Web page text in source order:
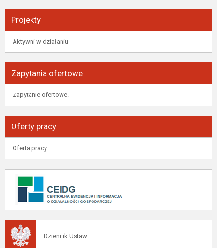
Projekty
Aktywni w działaniu
Zapytania ofertowe
Zapytanie ofertowe.
Oferty pracy
Oferta pracy
Dziennik Ustaw